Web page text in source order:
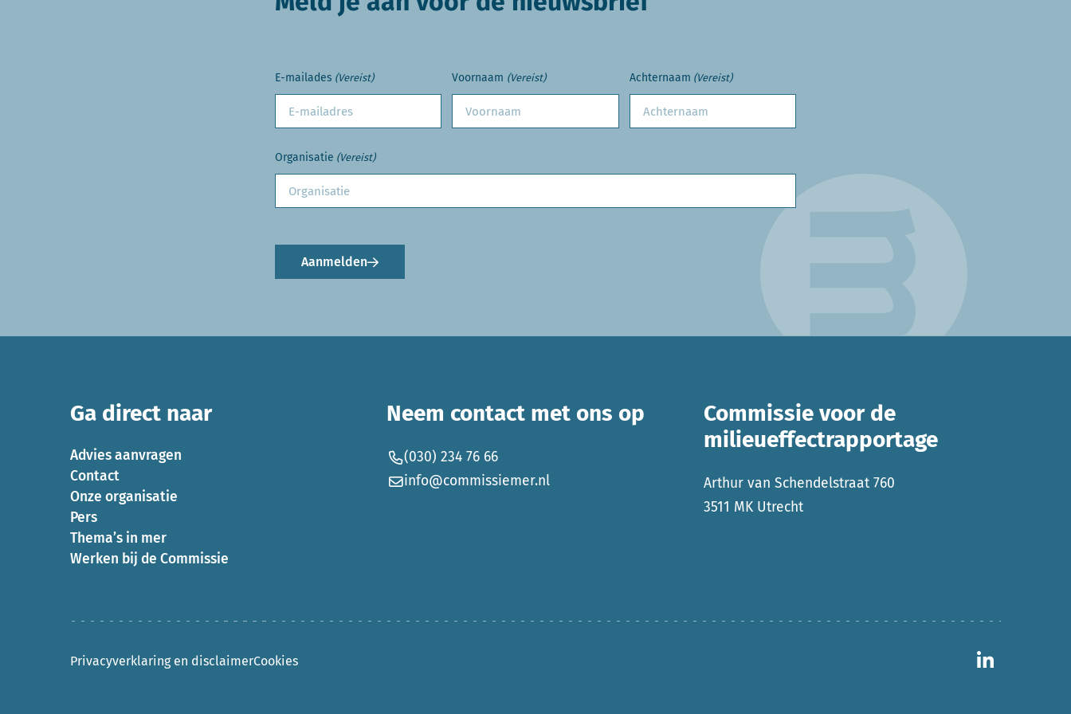
E-mailades (Vereist) Voornaam (Vereist) Achternaam (Vereist)
Organisatie (Vereist)
Aanmelden
Ga direct naar
Advies aanvragen
Contact
Onze organisatie
Pers
Thema’s in mer
Werken bij de Commissie
Neem contact met ons op
(030) 234 76 66
info@commissiemer.nl
Commissie voor de
milieueffectrapportage
Arthur van Schendelstraat 760
3511 MK Utrecht
Privacyverklaring en disclaimerCookies Ga naar